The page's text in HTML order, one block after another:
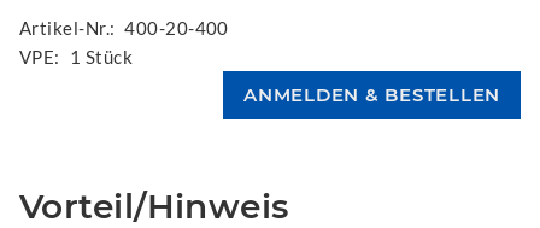
Artikel-Nr.: 400-20-400
VPE:
1 Stück
Vorteil/Hinweis